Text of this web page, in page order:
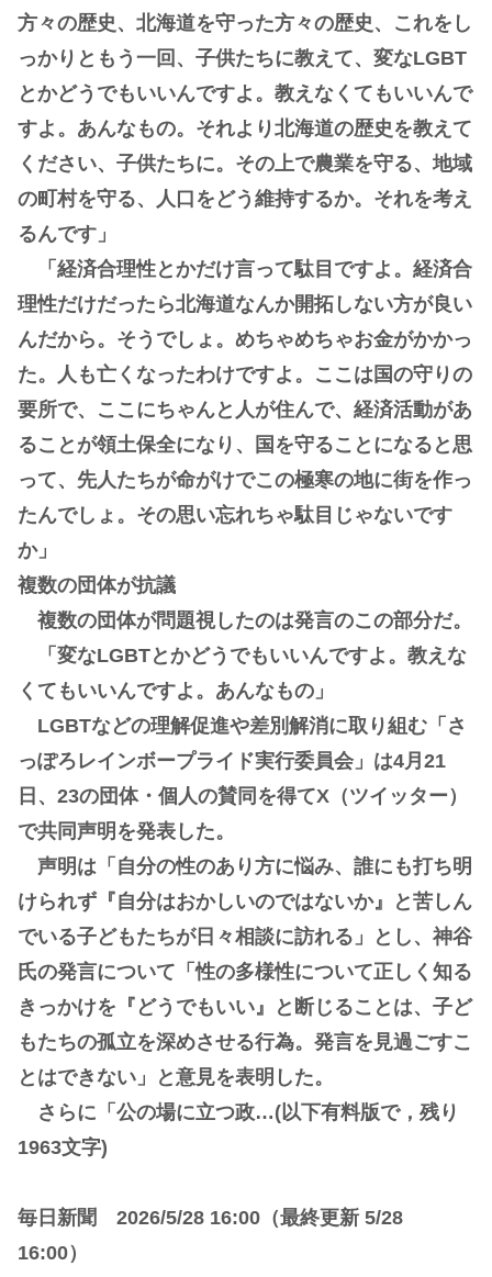
方々の歴史、北海道を守った方々の歴史、これをし
っかりともう一回、子供たちに教えて、変なLGBT
とかどうでもいいんですよ。教えなくてもいいんで
すよ。あんなもの。それより北海道の歴史を教えて
ください、子供たちに。その上で農業を守る、地域
の町村を守る、人口をどう維持するか。それを考え
るんです」
「経済合理性とかだけ言って駄目ですよ。経済合
理性だけだったら北海道なんか開拓しない方が良い
んだから。そうでしょ。めちゃめちゃお金がかかっ
た。人も亡くなったわけですよ。ここは国の守りの
要所で、ここにちゃんと人が住んで、経済活動があ
ることが領土保全になり、国を守ることになると思
って、先人たちが命がけでこの極寒の地に街を作っ
たんでしょ。その思い忘れちゃ駄目じゃないです
か」
複数の団体が抗議
複数の団体が問題視したのは発言のこの部分だ。
「変なLGBTとかどうでもいいんですよ。教えな
くてもいいんですよ。あんなもの」
LGBTなどの理解促進や差別解消に取り組む「さ
っぽろレインボープライド実行委員会」は4月21
日、23の団体・個人の賛同を得てX（ツイッター）
で共同声明を発表した。
声明は「自分の性のあり方に悩み、誰にも打ち明
けられず『自分はおかしいのではないか』と苦しん
でいる子どもたちが日々相談に訪れる」とし、神谷
氏の発言について「性の多様性について正しく知る
きっかけを『どうでもいい』と断じることは、子ど
もたちの孤立を深めさせる行為。発言を見過ごすこ
とはできない」と意見を表明した。
さらに「公の場に立つ政…(以下有料版で，残り
1963文字)
毎日新聞 2026/5/28 16:00（最終更新 5/28
16:00）